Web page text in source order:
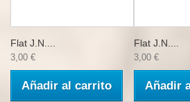
Flat J.N....
3,00 €
Añadir al carrito
Flat J.N....
3,00 €
Añadir